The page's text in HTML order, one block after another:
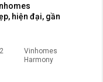
hiện đại, gần
Vinhomes
Harmony